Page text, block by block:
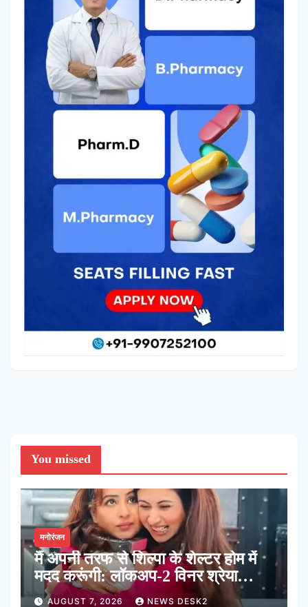
You missed
मनोरंजन
मैं अपनी तरफ से शिल्पा के शेल्टर होम में
मदद करूंगी: लॉकअप-2 विनर श्रेया
कालरा
AUGUST 7, 2026 NEWS DESK2